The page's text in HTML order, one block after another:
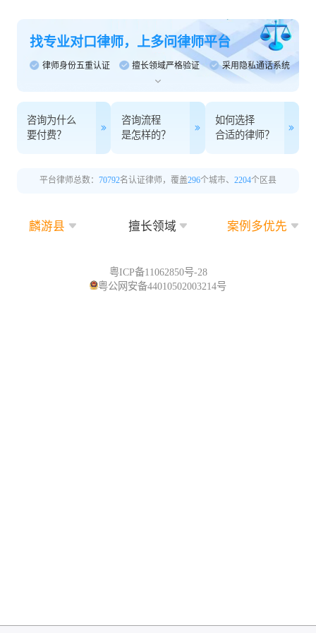
找专业对口律师，上多问律师平台
律师身份五重认证 擅长领域严格验证 采用隐私通话系统
咨询为什么
要付费？
咨询流程
是怎样的？
如何选择
合适的律师？
平台律师总数： 70792名认证律师，覆盖296个城市、 2204个区县
麟游县 擅长领域 案例多优先
粤ICP备11062850号-28
粤公网安备44010502003214号